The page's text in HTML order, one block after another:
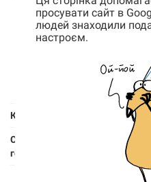
продукта: белки
(пищевые
кКал/1665 кДж.
Количество 7 штук в наборе
Срок
годности
3 месяца с
просувати сайт в
людей знаходили
настроєм.